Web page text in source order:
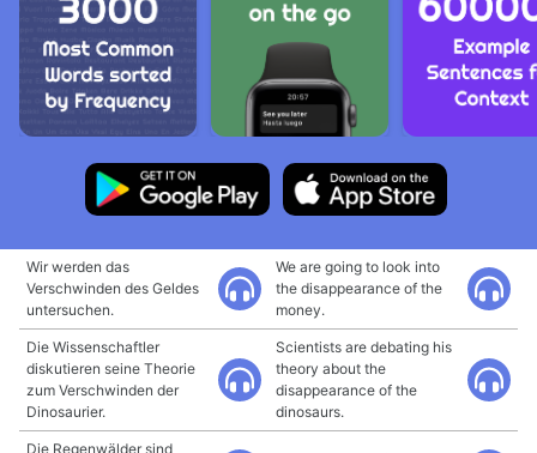
Wir werden das
Verschwinden des Geldes
untersuchen.
We are going to look into
the disappearance of the
money.
Die Wissenschaftler
diskutieren seine Theorie
zum Verschwinden der
Dinosaurier.
Scientists are debating his
theory about the
disappearance of the
dinosaurs.
Die Regenwälder sind